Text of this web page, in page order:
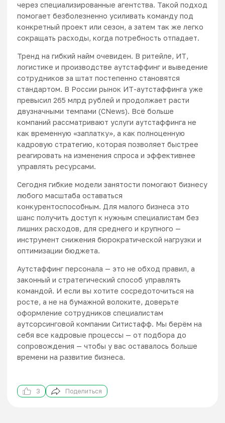
через специализированные агентства. Такой подход
помогает безболезненно усиливать команду под
конкретный проект или сезон, а затем так же легко
сокращать расходы, когда потребность отпадает.
Тренд на гибкий найм очевиден. В ритейле, ИТ,
логистике и производстве аутстаффинг и выведение
сотрудников за штат постепенно становятся
стандартом. В России рынок ИТ-аутстаффинга уже
превысил 265 млрд рублей и продолжает расти
двузначными темпами (CNews). Всё больше
компаний рассматривают услуги аутстаффинга не
как временную «заплатку», а как полноценную
кадровую стратегию, которая позволяет быстрее
реагировать на изменения спроса и эффективнее
управлять ресурсами.
Сегодня гибкие модели занятости помогают бизнесу
любого масштаба оставаться
конкурентоспособным. Для малого бизнеса это
шанс получить доступ к нужным специалистам без
лишних расходов, для среднего и крупного —
инструмент снижения бюрократической нагрузки и
оптимизации бюджета.
Аутстаффинг персонала — это не обход правил, а
законный и стратегический способ управлять
командой. И если вы хотите сосредоточиться на
росте, а не на бумажной волоките, доверьте
оформление сотрудников специалистам
аутсорсинговой компании Ситистафф. Мы берём на
себя все кадровые процессы — от подбора до
сопровождения — чтобы у вас оставалось больше
времени на развитие бизнеса.
3 Поделиться